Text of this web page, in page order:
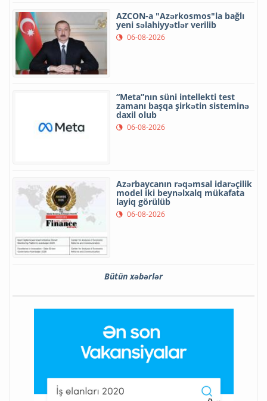
AZCON-a "Azərkosmos"la bağlı
yeni səlahiyyətlər verilib
06-08-2026
“Meta”nın süni intellekti test
zamanı başqa şirkətin sisteminə
daxil olub
06-08-2026
Azərbaycanın rəqəmsal idarəçilik
model iki beynəlxalq mükafata
layiq görülüb
06-08-2026
Bütün xəbərlər